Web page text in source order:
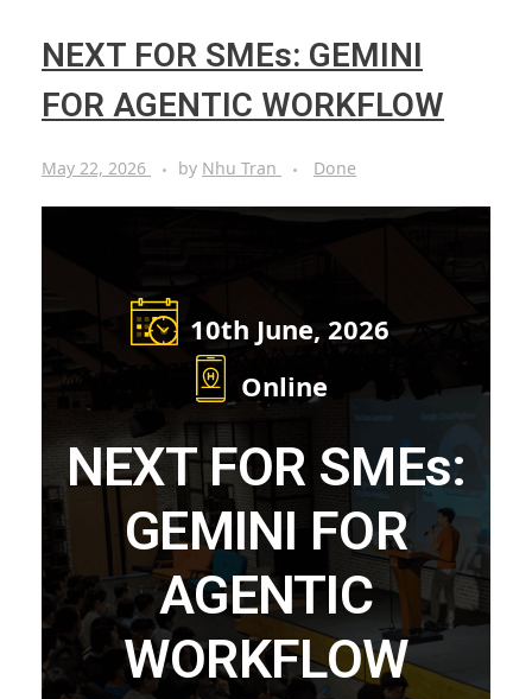
NEXT FOR SMEs: GEMINI
FOR AGENTIC WORKFLOW
May 22, 2026 by Nhu Tran Done
10th June, 2026
Online
NEXT FOR SMEs:
GEMINI FOR
AGENTIC
WORKFLOW